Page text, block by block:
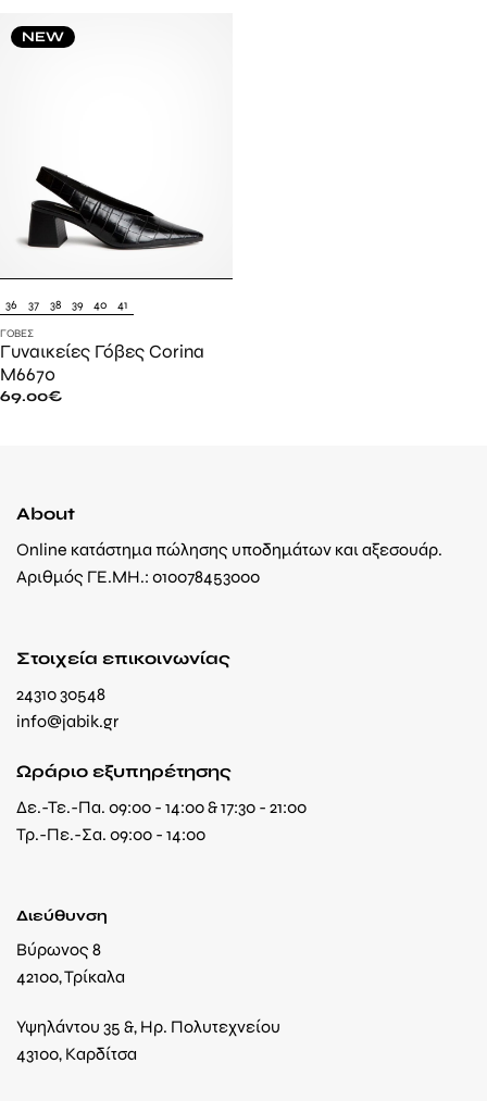
NEW
36 37 38 39 40 41
ΓΌΒΕΣ
Γυναικείες Γόβες Corina
M6670
69.00€
About
Online κατάστημα πώλησης υποδημάτων και αξεσουάρ.
Αριθμός ΓΕ.ΜΗ.: 010078453000
Στοιχεία επικοινωνίας
24310 30548
info@jabik.gr
Ωράριο εξυπηρέτησης
Δε.-Τε.-Πα. 09:00 - 14:00 & 17:30 - 21:00
Τρ.-Πε.-Σα. 09:00 - 14:00
Διεύθυνση
Βύρωνος 8
42100, Τρίκαλα
Υψηλάντου 35 &, Ηρ. Πολυτεχνείου
43100, Καρδίτσα